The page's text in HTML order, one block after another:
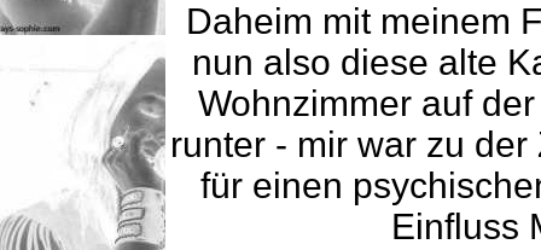
Daheim mit meinem
nun also diese alte
Wohnzimmer auf
runter - mir war zu
für einen
Einfluss